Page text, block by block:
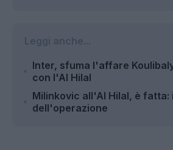
Inter, sfuma l'affare
con l'Al Hilal
Milinkovic all'Al Hilal, è fatta:
dell'operazione